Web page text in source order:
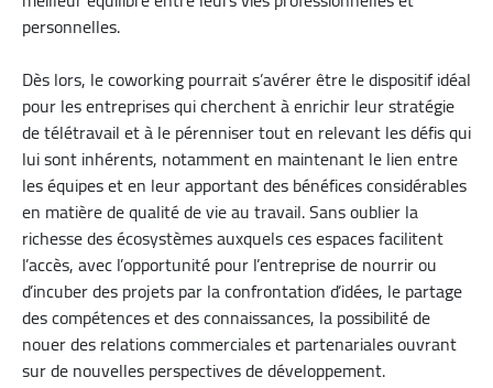
personnelles.
Dès lors, le coworking pourrait s’avérer être le dispositif idéal
pour les entreprises qui cherchent à enrichir leur stratégie
de télétravail et à le pérenniser tout en relevant les défis qui
lui sont inhérents, notamment en maintenant le lien entre
les équipes et en leur apportant des bénéfices considérables
en matière de qualité de vie au travail. Sans oublier la
richesse des écosystèmes auxquels ces espaces facilitent
l’accès, avec l’opportunité pour l’entreprise de nourrir ou
d’incuber des projets par la confrontation d’idées, le partage
des compétences et des connaissances, la possibilité de
nouer des relations commerciales et partenariales ouvrant
sur de nouvelles perspectives de développement.